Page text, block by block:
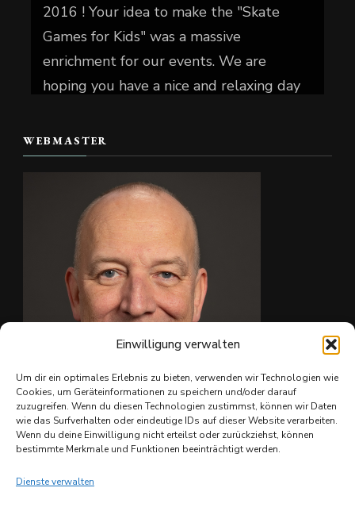
Einwilligung verwalten
Um dir ein optimales Erlebnis zu bieten, verwenden wir Technologien wie
Cookies, um Geräteinformationen zu speichern und/oder darauf
zuzugreifen. Wenn du diesen Technologien zustimmst, können wir Daten
wie das Surfverhalten oder eindeutige IDs auf dieser Website verarbeiten.
Wenn du deine Einwilligung nicht erteilst oder zurückziehst, können
bestimmte Merkmale und Funktionen beeinträchtigt werden.
Dienste verwalten
2016 ! Your idea to make the "Skate
Games for Kids" was a massive
enrichment for our events. We are
hoping you have a nice and relaxing day
📷 Christian Reiter
#skate4fun # ...
Foto
Auf Facebook anzeigen Teilen
WEBMASTER
Ing. Christian Reiter